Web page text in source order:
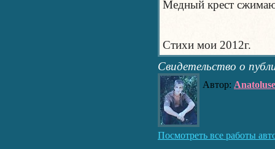
Медный крест
Стихи мои 2012г.
Свидетельство о
Автор:
Посмотреть все работы